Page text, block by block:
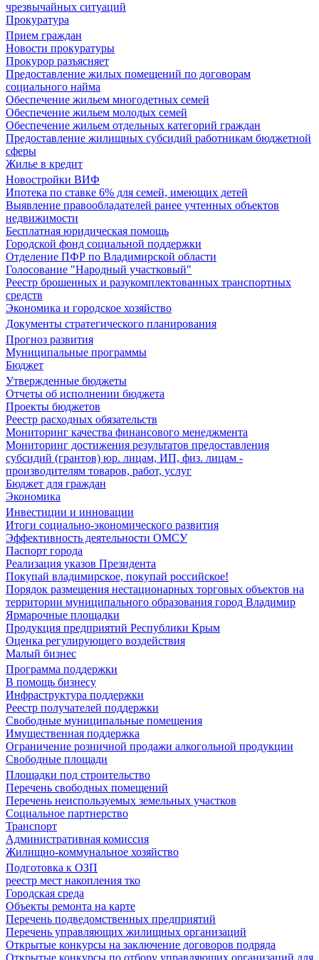
чрезвычайных ситуаций
Прокуратура
Прием граждан
Новости прокуратуры
Прокурор разъясняет
Предоставление жилых помещений по договорам
социального найма
Обеспечение жильем многодетных семей
Обеспечение жильем молодых семей
Обеспечение жильем отдельных категорий граждан
Предоставление жилищных субсидий работникам бюджетной
сферы
Жилье в кредит
Новостройки ВИФ
Ипотека по ставке 6% для семей, имеющих детей
Выявление правообладателей ранее учтенных объектов
недвижимости
Бесплатная юридическая помощь
Городской фонд социальной поддержки
Отделение ПФР по Владимирской области
Голосование "Народный участковый"
Реестр брошенных и разукомплектованных транспортных
средств
Экономика и городское хозяйство
Документы стратегического планирования
Прогноз развития
Муниципальные программы
Бюджет
Утвержденные бюджеты
Отчеты об исполнении бюджета
Проекты бюджетов
Реестр расходных обязательств
Мониторинг качества финансового менеджмента
Мониторинг достижения результатов предоставления
субсидий (грантов) юр. лицам, ИП, физ. лицам -
производителям товаров, работ, услуг
Бюджет для граждан
Экономика
Инвестиции и инновации
Итоги социально-экономического развития
Эффективность деятельности ОМСУ
Паспорт города
Реализация указов Президента
Покупай владимирское, покупай российское!
Порядок размещения нестационарных торговых объектов на
территории муниципального образования город Владимир
Ярмарочные площадки
Продукция предприятий Республики Крым
Оценка регулирующего воздействия
Малый бизнес
Программа поддержки
В помощь бизнесу
Инфраструктура поддержки
Реестр получателей поддержки
Свободные муниципальные помещения
Имущественная поддержка
Ограничение розничной продажи алкогольной продукции
Свободные площади
Площадки под строительство
Перечень свободных помещений
Перечень неиспользуемых земельных участков
Социальное партнерство
Транспорт
Административная комиссия
Жилищно-коммунальное хозяйство
Подготовка к ОЗП
реестр мест накопления тко
Городская среда
Объекты ремонта на карте
Перечень подведомственных предприятий
Перечень управляющих жилищных организаций
Открытые конкурсы на заключение договоров подряда
Открытые конкурсы по отбору управляющих организаций для